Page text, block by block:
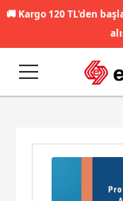
🚚 Kargo 120 TL'den